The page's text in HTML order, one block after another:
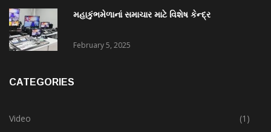
મહાકુંભમેળાનાં સમાચાર માટે વિશેષ કેન્દ્ર
February 5, 2025
CATEGORIES
Video
(1)